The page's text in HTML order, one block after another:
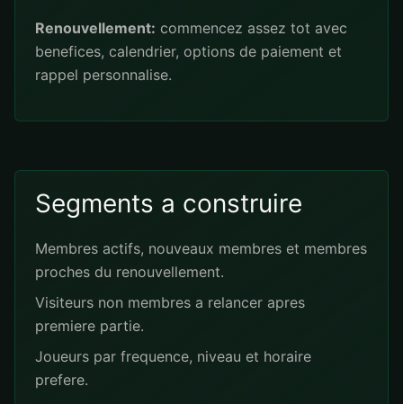
Renouvellement: commencez assez tot avec
benefices, calendrier, options de paiement et
rappel personnalise.
Segments a construire
Membres actifs, nouveaux membres et membres
proches du renouvellement.
Visiteurs non membres a relancer apres
premiere partie.
Joueurs par frequence, niveau et horaire
prefere.